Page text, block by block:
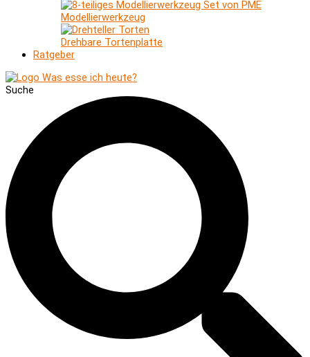
Modellierwerkzeug
Drehbare Tortenplatte
Ratgeber
Suche